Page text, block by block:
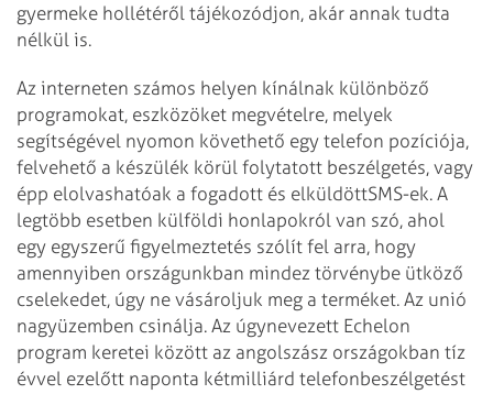
gyermeke hollétéről tájékozódjon, akár annak tudta
nélkül is.
Az interneten számos helyen kínálnak különböző
programokat, eszközöket megvételre, melyek
segítségével nyomon követhető egy telefon pozíciója,
felvehető a készülék körül folytatott beszélgetés, vagy
épp elolvashatóak a fogadott és elküldöttSMS-ek. A
legtöbb esetben külföldi honlapokról van szó, ahol
egy egyszerű figyelmeztetés szólít fel arra, hogy
amennyiben országunkban mindez törvénybe ütköző
cselekedet, úgy ne vásároljuk meg a terméket. Az unió
nagyüzemben csinálja. Az úgynevezett Echelon
program keretei között az angolszász országokban tíz
évvel ezelőtt naponta kétmilliárd telefonbeszélgetést